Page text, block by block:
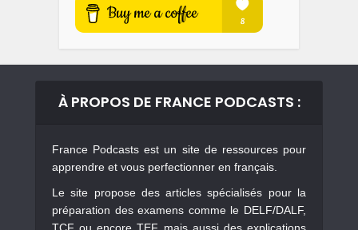
À PROPOS DE FRANCE PODCASTS :
France Podcasts est un site de ressources pour
apprendre et vous perfectionner en français.
Le site propose des articles spécialisés pour la
préparation des examens comme le DELF/DALF,